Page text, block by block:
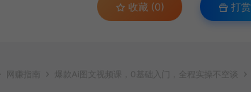
收藏 (0) 打赏
网赚指南 爆款Ai图文视频课，0基础入门，全程实操不空谈